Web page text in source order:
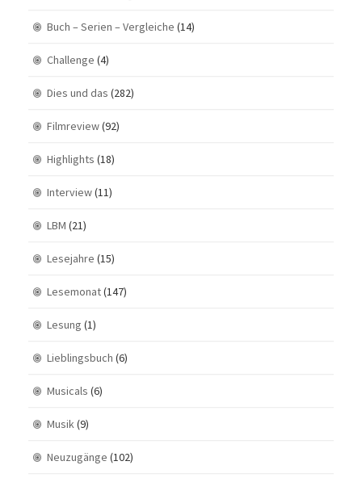
Buch – Serien – Vergleiche (14)
Challenge (4)
Dies und das (282)
Filmreview(92)
Highlights (18)
Interview(11)
LBM (21)
Lesejahre (15)
Lesemonat(147)
Lesung (1)
Lieblingsbuch (6)
Musicals (6)
Musik(9)
Neuzugänge (102)